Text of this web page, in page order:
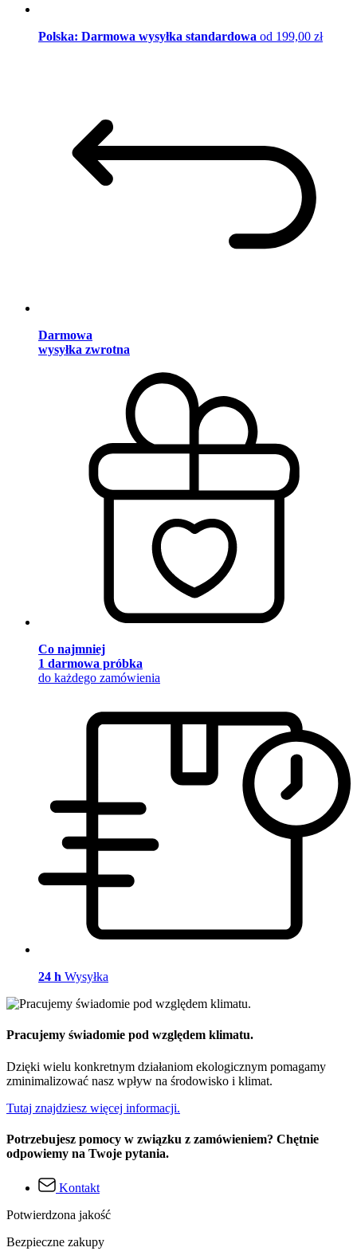
Polska: Darmowa wysyłka standardowa od 199,00 zł
Darmowa
wysyłka zwrotna
Co najmniej
1 darmowa próbka
do każdego zamówienia
24 h Wysyłka
Pracujemy świadomie pod względem klimatu.
Dzięki wielu konkretnym działaniom ekologicznym pomagamy
zminimalizować nasz wpływ na środowisko i klimat.
Tutaj znajdziesz więcej informacji.
Potrzebujesz pomocy w związku z zamówieniem? Chętnie
odpowiemy na Twoje pytania.
Kontakt
Potwierdzona jakość
Bezpieczne zakupy